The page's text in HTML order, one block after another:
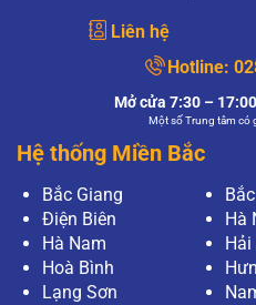
Liên hệ
Hotline:
Mở cửa 7:30 –
Một số Trung tâm có
Hệ thống Miền Bắc
Bắc Giang
Điện Biên
Hà
Hà Nam
Hải
Hoà Bình
Lạng Sơn